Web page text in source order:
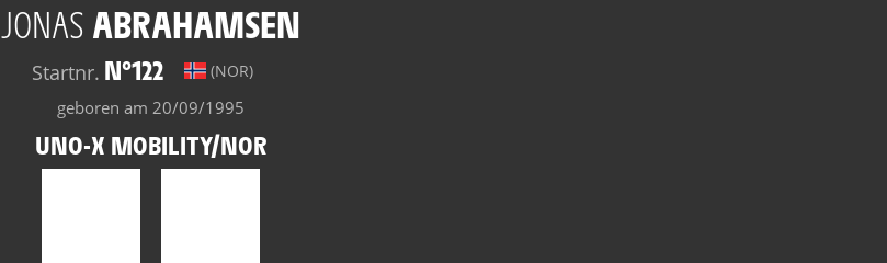
JONAS ABRAHAMSEN
Startnr. N°122 (NOR)
geboren am 20/09/1995
UNO-X MOBILITY/NOR